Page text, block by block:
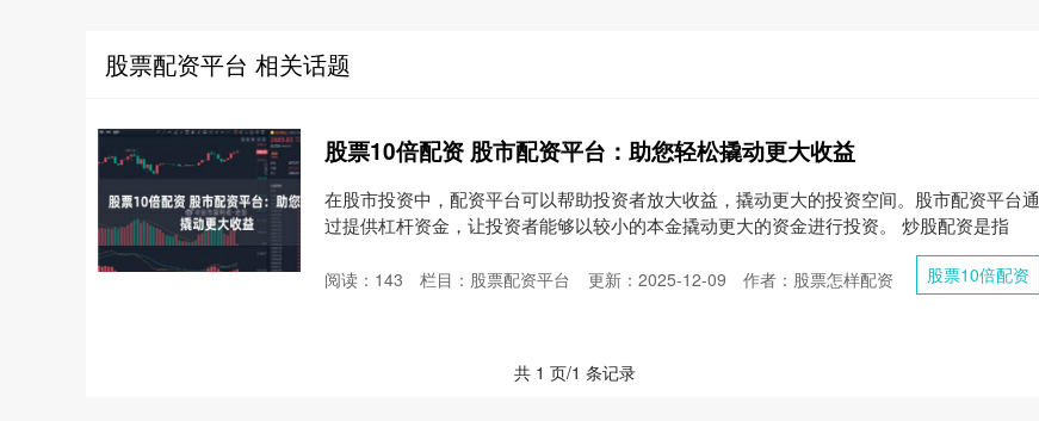
股票配资平台 相关话题
股票10倍配资 股市配资平台：助您轻松撬动更大收益
在股市投资中，配资平台可以帮助投资者放大收益，撬动更大的投资空间。股市配资平台通
过提供杠杆资金，让投资者能够以较小的本金撬动更大的资金进行投资。 炒股配资是指
股票10倍配资
更新：2025-12-09 作者：股票怎样配资
阅读： 143 栏目： 股票配资平台
共 1 页/1 条记录